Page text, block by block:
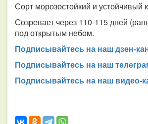
Сорт морозостойкий и устойчивый
Созревает через 110-115 дней
под открытым небом.
Подписывайтесь на наш дзен-
Подписывайтесь на наш
Подписывайтесь на наш видео-